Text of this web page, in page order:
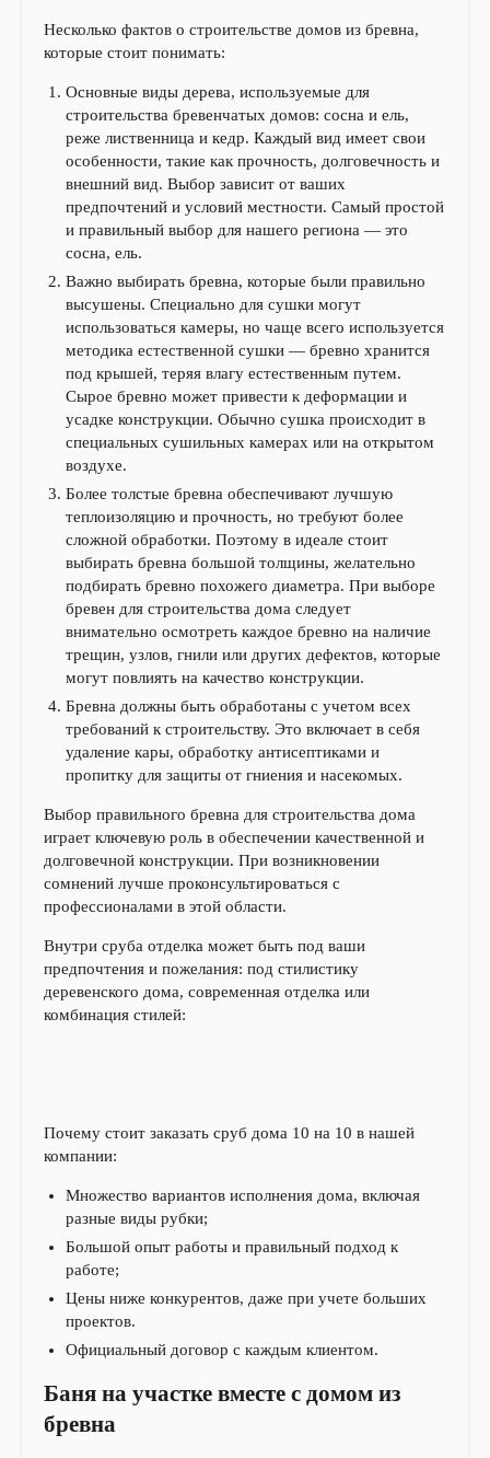
Несколько фактов о строительстве домов из бревна,
которые стоит понимать:
Основные виды дерева, используемые для
строительства бревенчатых домов: сосна и ель,
реже лиственница и кедр. Каждый вид имеет свои
особенности, такие как прочность, долговечность и
внешний вид. Выбор зависит от ваших
предпочтений и условий местности. Самый простой
и правильный выбор для нашего региона — это
сосна, ель.
Важно выбирать бревна, которые были правильно
высушены. Специально для сушки могут
использоваться камеры, но чаще всего используется
методика естественной сушки — бревно хранится
под крышей, теряя влагу естественным путем.
Сырое бревно может привести к деформации и
усадке конструкции. Обычно сушка происходит в
специальных сушильных камерах или на открытом
воздухе.
Более толстые бревна обеспечивают лучшую
теплоизоляцию и прочность, но требуют более
сложной обработки. Поэтому в идеале стоит
выбирать бревна большой толщины, желательно
подбирать бревно похожего диаметра. При выборе
бревен для строительства дома следует
внимательно осмотреть каждое бревно на наличие
трещин, узлов, гнили или других дефектов, которые
могут повлиять на качество конструкции.
Бревна должны быть обработаны с учетом всех
требований к строительству. Это включает в себя
удаление кары, обработку антисептиками и
пропитку для защиты от гниения и насекомых.
Выбор правильного бревна для строительства дома
играет ключевую роль в обеспечении качественной и
долговечной конструкции. При возникновении
сомнений лучше проконсультироваться с
профессионалами в этой области.
Внутри сруба отделка может быть под ваши
предпочтения и пожелания: под стилистику
деревенского дома, современная отделка или
комбинация стилей:
Почему стоит заказать сруб дома 10 на 10 в нашей
компании:
Множество вариантов исполнения дома, включая
разные виды рубки;
Большой опыт работы и правильный подход к
работе;
Цены ниже конкурентов, даже при учете больших
проектов.
Официальный договор с каждым клиентом.
Баня на участке вместе с домом из
бревна